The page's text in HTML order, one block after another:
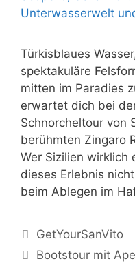
Türkisblaues
spektakuläre
mitten im Paradies
erwartet dich bei
Schnorcheltour von
berühmten Zingaro
Wer Sizilien wirklich
dieses Erlebnis
beim Ablegen im
Kategorien
GetYourSanVito
Schlagwörter
Bootstour mit